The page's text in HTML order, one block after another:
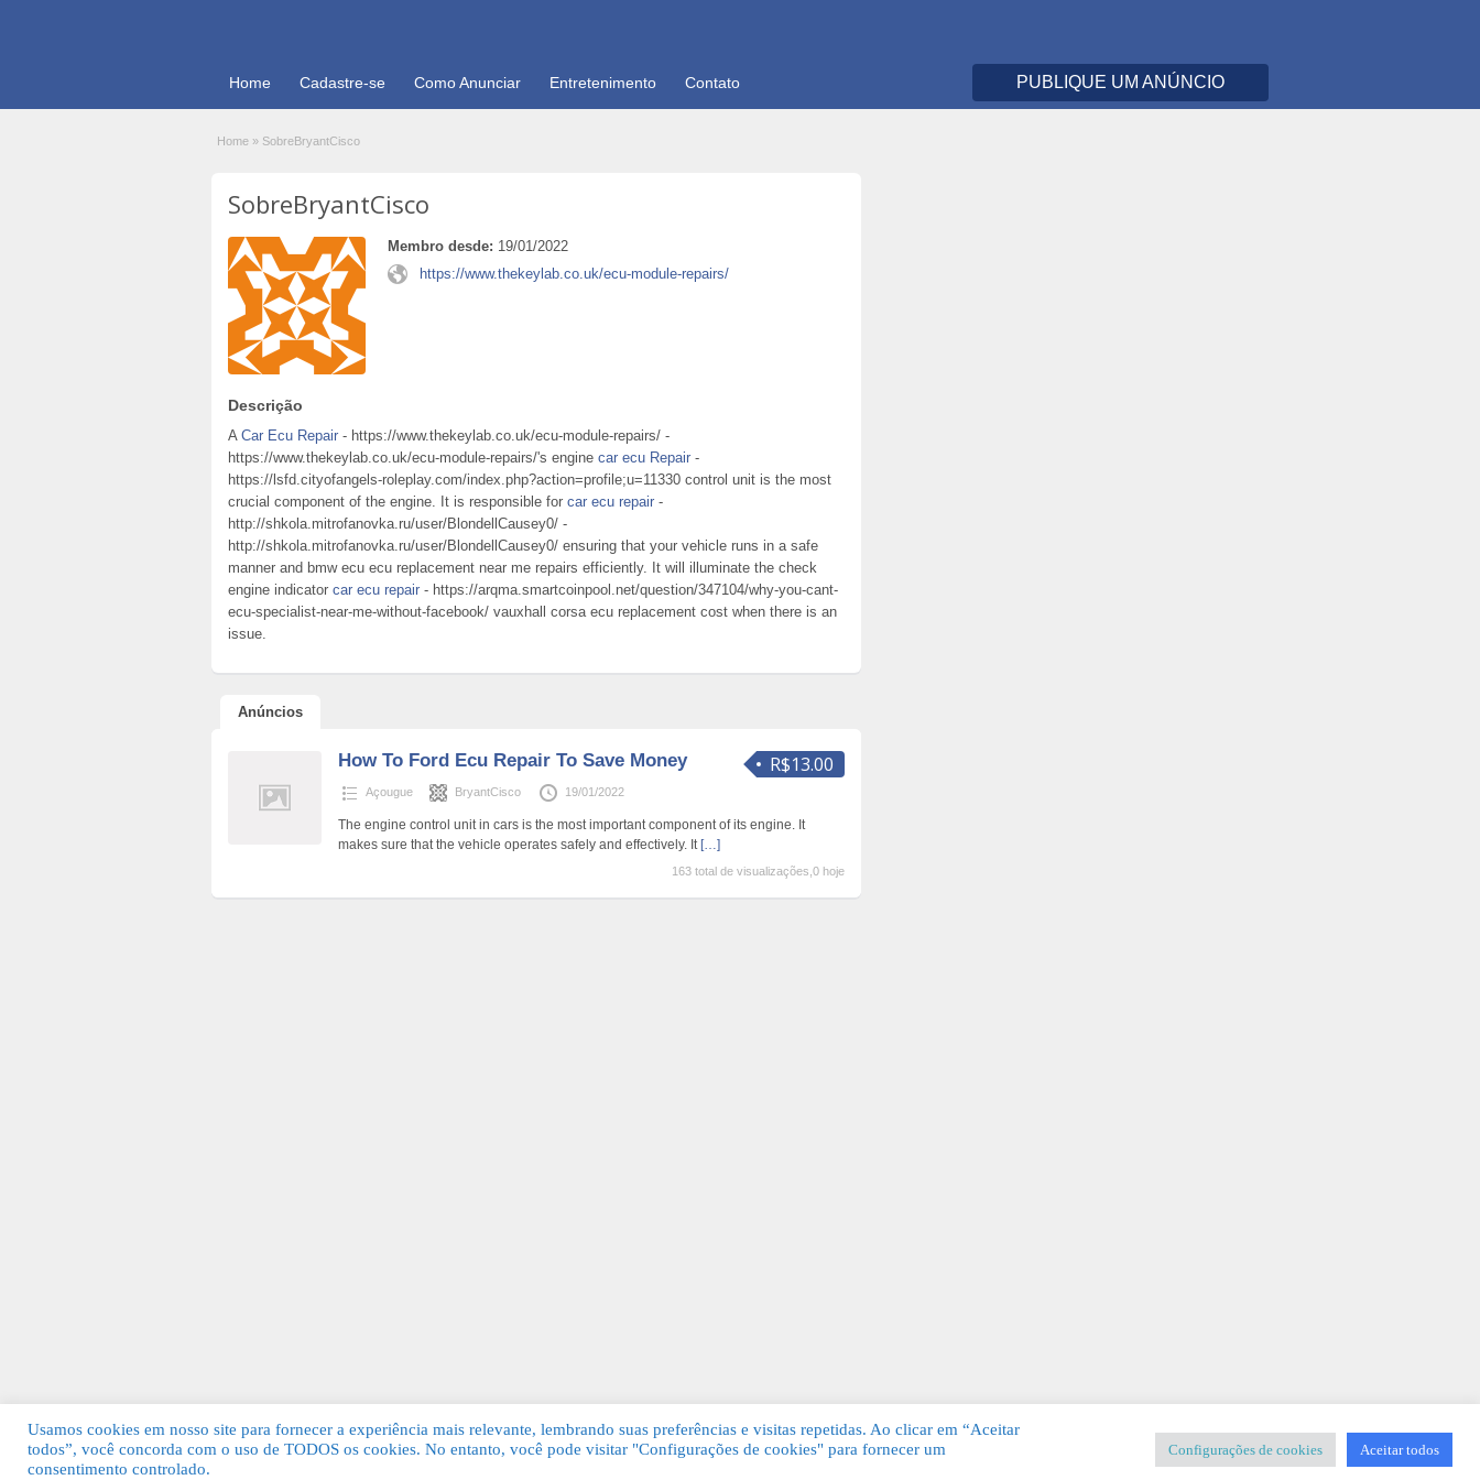
Home Cadastre-se Como Anunciar Entretenimento Contato PUBLIQUE UM ANÚNCIO
Home » SobreBryantCisco
SobreBryantCisco
Membro desde: 19/01/2022
https://www.thekeylab.co.uk/ecu-module-repairs/
Descrição
A Car Ecu Repair - https://www.thekeylab.co.uk/ecu-module-repairs/ -
https://www.thekeylab.co.uk/ecu-module-repairs/'s engine car ecu Repair -
https://lsfd.cityofangels-roleplay.com/index.php?action=profile;u=11330 control unit is the most
crucial component of the engine. It is responsible for car ecu repair -
http://shkola.mitrofanovka.ru/user/BlondellCausey0/ -
http://shkola.mitrofanovka.ru/user/BlondellCausey0/ ensuring that your vehicle runs in a safe
manner and bmw ecu ecu replacement near me repairs efficiently. It will illuminate the check
engine indicator car ecu repair - https://arqma.smartcoinpool.net/question/347104/why-you-cant-
ecu-specialist-near-me-without-facebook/ vauxhall corsa ecu replacement cost when there is an
issue.
Anúncios
R$13.00
How To Ford Ecu Repair To Save Money
Açougue BryantCisco 19/01/2022
The engine control unit in cars is the most important component of its engine. It
makes sure that the vehicle operates safely and effectively. It […]
163 total de visualizações,0 hoje
© 2026 Guia Fácil Lagos | Guia Comercial Grátis. Todos os direitos reservados. KSDESIGNER Templates & Sistemas
Usamos cookies em nosso site para fornecer a experiência mais relevante, lembrando suas preferências e visitas repetidas. Ao clicar em “Aceitar
todos”, você concorda com o uso de TODOS os cookies. No entanto, você pode visitar "Configurações de cookies" para fornecer um
consentimento controlado.
Configurações de cookies Aceitar todos